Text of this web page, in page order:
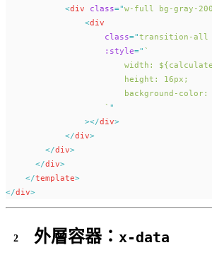
<div class="w-full bg-gray-
<div
class="transition-all
:style=" `
width:
                        height: 16px;
background-color:
                    `
"
                ></
div>
</div>
</div>
</div>
</template>
</div>
外層容器： x-data